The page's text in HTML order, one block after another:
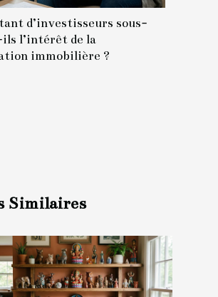
d’investisseurs sous-
l’intérêt de la
immobilière ?
Similaires